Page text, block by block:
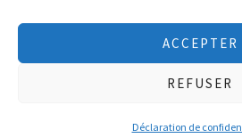
ACCEPTER
REFUSER
Déclaration de
© 2026 Freemasonry Store -